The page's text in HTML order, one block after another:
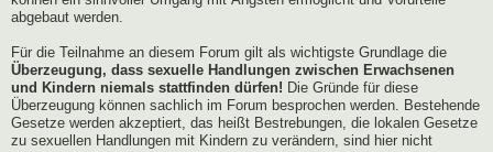
abgebaut werden.
Für die Teilnahme an diesem Forum gilt als wichtigste Grundlage die
Überzeugung, dass sexuelle Handlungen zwischen Erwachsenen
und Kindern niemals stattfinden dürfen! Die Gründe für diese
Überzeugung können sachlich im Forum besprochen werden. Bestehende
Gesetze werden akzeptiert, das heißt Bestrebungen, die lokalen Gesetze
zu sexuellen Handlungen mit Kindern zu verändern, sind hier nicht